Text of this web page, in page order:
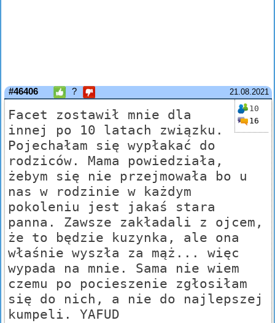
21.08.2021
#46406 ?
10
16
Facet zostawił mnie dla
innej po 10 latach związku.
Pojechałam się wypłakać do
rodziców. Mama powiedziała,
żebym się nie przejmowała bo u
nas w rodzinie w każdym
pokoleniu jest jakaś stara
panna. Zawsze zakładali z ojcem,
że to będzie kuzynka, ale ona
właśnie wyszła za mąż... więc
wypada na mnie. Sama nie wiem
czemu po pocieszenie zgłosiłam
się do nich, a nie do najlepszej
kumpeli. YAFUD